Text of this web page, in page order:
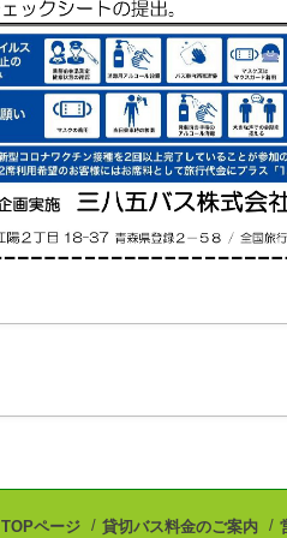
TOPページ 貸切バス料金のご案内